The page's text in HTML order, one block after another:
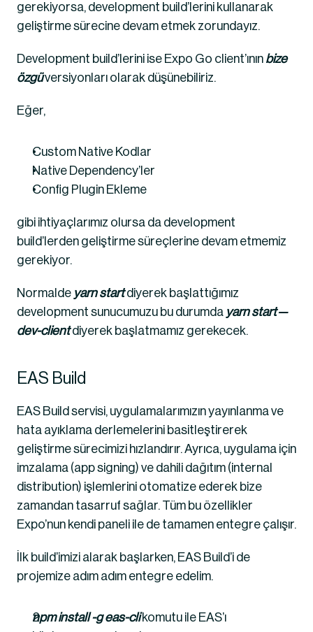
gerekiyorsa, development build’lerini kullanarak
geliştirme sürecine devam etmek zorundayız.
Development build’lerini ise Expo Go client’ının bize
özgü versiyonları olarak düşünebiliriz.
Eğer,
Custom Native Kodlar
Native Dependency’ler
Config Plugin Ekleme
gibi ihtiyaçlarımız olursa da development
build’lerden geliştirme süreçlerine devam etmemiz
gerekiyor.
Normalde yarn start diyerek başlattığımız
development sunucumuzu bu durumda yarn start —
dev-client diyerek başlatmamız gerekecek.
EAS Build
EAS Build servisi, uygulamalarımızın yayınlanma ve
hata ayıklama derlemelerini basitleştirerek
geliştirme sürecimizi hızlandırır. Ayrıca, uygulama için
imzalama (app signing) ve dahili dağıtım (internal
distribution) işlemlerini otomatize ederek bize
zamandan tasarruf sağlar. Tüm bu özellikler
Expo’nun kendi paneli ile de tamamen entegre çalışır.
İlk build’imizi alarak başlarken, EAS Build’i de
projemize adım adım entegre edelim.
npm install -g eas-cli komutu ile EAS’ı